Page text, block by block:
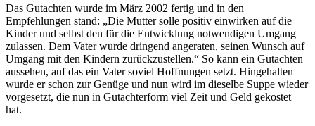
Das Gutachten wurde im März 2002 fertig und in den
Empfehlungen stand: „Die Mutter solle positiv einwirken auf die
Kinder und selbst den für die Entwicklung notwendigen Umgang
zulassen. Dem Vater wurde dringend angeraten, seinen Wunsch auf
Umgang mit den Kindern zurückzu­stellen.“ So kann ein Gutachten
aussehen, auf das ein Vater soviel Hoffnungen setzt. Hingehalten
wurde er schon zur Genüge und nun wird im dieselbe Suppe wieder
vorgesetzt, die nun in Gutachterform viel Zeit und Geld gekostet
hat.